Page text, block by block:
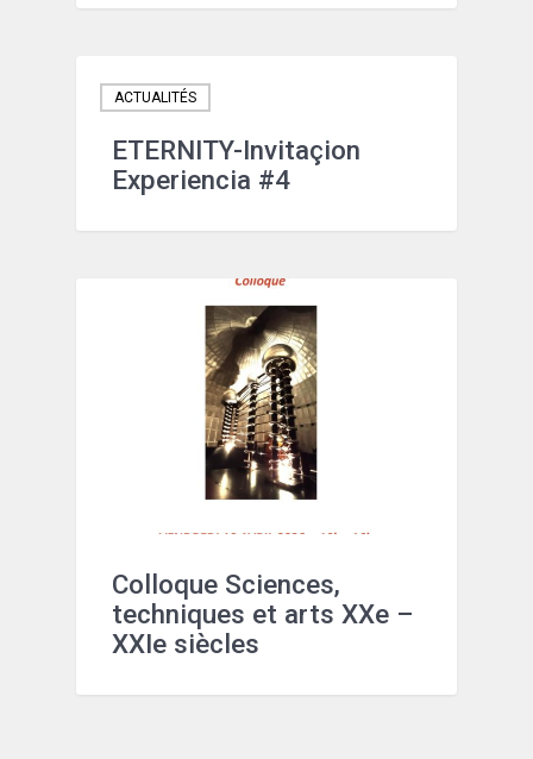
ACTUALITÉS
ETERNITY-Invitaçion
Experiencia #4
Colloque Sciences,
techniques et arts XXe –
XXIe siècles